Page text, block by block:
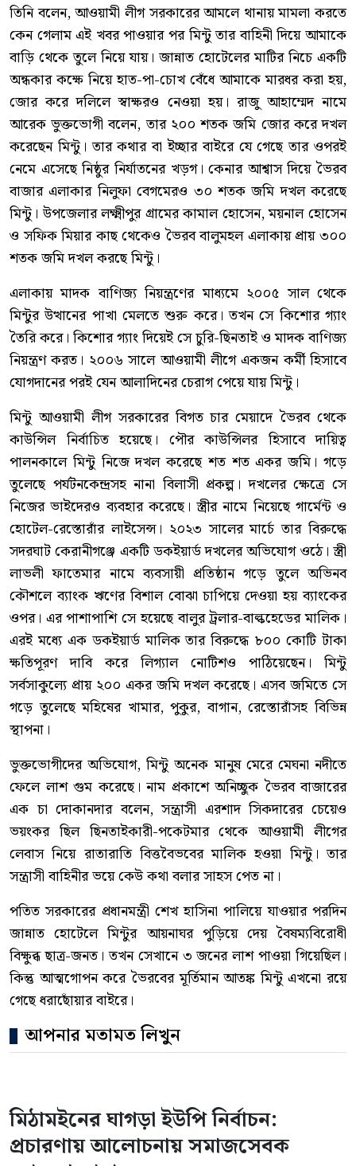
তিনি বলেন, আওয়ামী লীগ সরকারের আমলে থানায় মামলা করতে
কেন গেলাম এই খবর পাওয়ার পর মিন্টু তার বাহিনী দিয়ে আমাকে
বাড়ি থেকে তুলে নিয়ে যায়। জান্নাত হোটেলের মাটির নিচে একটি
অন্ধকার কক্ষে নিয়ে হাত-পা-চোখ বেঁধে আমাকে মারধর করা হয়,
জোর করে দলিলে স্বাক্ষরও নেওয়া হয়। রাজু আহাম্মেদ নামে
আরেক ভুক্তভোগী বলেন, তার ২০০ শতক জমি জোর করে দখল
করেছেন মিন্টু। তার কথার বা ইচ্ছার বাইরে যে গেছে তার ওপরই
নেমে এসেছে নিষ্ঠুর নির্যাতনের খড়গ। কেনার আশ্বাস দিয়ে ভৈরব
বাজার এলাকার নিলুফা বেগমেরও ৩০ শতক জমি দখল করেছে
মিন্টু। উপজেলার লক্ষ্মীপুর গ্রামের কামাল হোসেন, ময়নাল হোসেন
ও সফিক মিয়ার কাছ থেকেও ভৈরব বালুমহল এলাকায় প্রায় ৩০০
শতক জমি দখল করছে মিন্টু।
এলাকায় মাদক বাণিজ্য নিয়ন্ত্রণের মাধ্যমে ২০০৫ সাল থেকে
মিন্টুর উত্থানের পাখা মেলতে শুরু করে। তখন সে কিশোর গ্যাং
তৈরি করে। কিশোর গ্যাং দিয়েই সে চুরি-ছিনতাই ও মাদক বাণিজ্য
নিয়ন্ত্রণ করত। ২০০৬ সালে আওয়ামী লীগে একজন কর্মী হিসাবে
যোগদানের পরই যেন আলাদিনের চেরাগ পেয়ে যায় মিন্টু।
মিন্টু আওয়ামী লীগ সরকারের বিগত চার মেয়াদে ভৈরব থেকে
কাউন্সিল নির্বাচিত হয়েছে। পৌর কাউন্সিলর হিসাবে দায়িত্ব
পালনকালে মিন্টু নিজে দখল করেছে শত শত একর জমি। গড়ে
তুলেছে পর্যটনকেন্দ্রসহ নানা বিলাসী প্রকল্প। দখলের ক্ষেত্রে সে
নিজের ভাইদেরও ব্যবহার করেছে। স্ত্রীর নামে নিয়েছে গার্মেন্ট ও
হোটেল-রেস্তোরাঁর লাইসেন্স। ২০২৩ সালের মার্চে তার বিরুদ্ধে
সদরঘাট কেরানীগঞ্জে একটি ডকইয়ার্ড দখলের অভিযোগ ওঠে। স্ত্রী
লাভলী ফাতেমার নামে ব্যবসায়ী প্রতিষ্ঠান গড়ে তুলে অভিনব
কৌশলে ব্যাংক ঋণের বিশাল বোঝা চাপিয়ে দেওয়া হয় ব্যাংকের
ওপর। এর পাশাপাশি সে হয়েছে বালুর ট্রলার-বাল্কহেডের মালিক।
এরই মধ্যে এক ডকইয়ার্ড মালিক তার বিরুদ্ধে ৮০০ কোটি টাকা
ক্ষতিপূরণ দাবি করে লিগ্যাল নোটিশও পাঠিয়েছেন। মিন্টু
সর্বসাকুল্যে প্রায় ২০০ একর জমি দখল করেছে। এসব জমিতে সে
গড়ে তুলেছে মহিষের খামার, পুকুর, বাগান, রেস্তোরাঁসহ বিভিন্ন
স্থাপনা।
ভুক্তভোগীদের অভিযোগ, মিন্টু অনেক মানুষ মেরে মেঘনা নদীতে
ফেলে লাশ গুম করেছে। নাম প্রকাশে অনিচ্ছুক ভৈরব বাজারের
এক চা দোকানদার বলেন, সন্ত্রাসী এরশাদ সিকদারের চেয়েও
ভয়ংকর ছিল ছিনতাইকারী-পকেটমার থেকে আওয়ামী লীগের
লেবাস নিয়ে রাতারাতি বিত্তবৈভবের মালিক হওয়া মিন্টু। তার
সন্ত্রাসী বাহিনীর ভয়ে কেউ কথা বলার সাহস পেত না।
পতিত সরকারের প্রধানমন্ত্রী শেখ হাসিনা পালিয়ে যাওয়ার পরদিন
জান্নাত হোটেলে মিন্টুর আয়নাঘর পুড়িয়ে দেয় বৈষম্যবিরোধী
বিক্ষুব্ধ ছাত্র-জনত। তখন সেখানে ৩ জনের লাশ পাওয়া গিয়েছিল।
কিন্তু আত্মগোপন করে ভৈরবের মূর্তিমান আতঙ্ক মিন্টু এখনো রয়ে
গেছে ধরাছোঁয়ার বাইরে।
আপনার মতামত লিখুন
মিঠামইনের ঘাগড়া ইউপি নির্বাচন:
প্রচারণায় আলোচনায় সমাজসেবক